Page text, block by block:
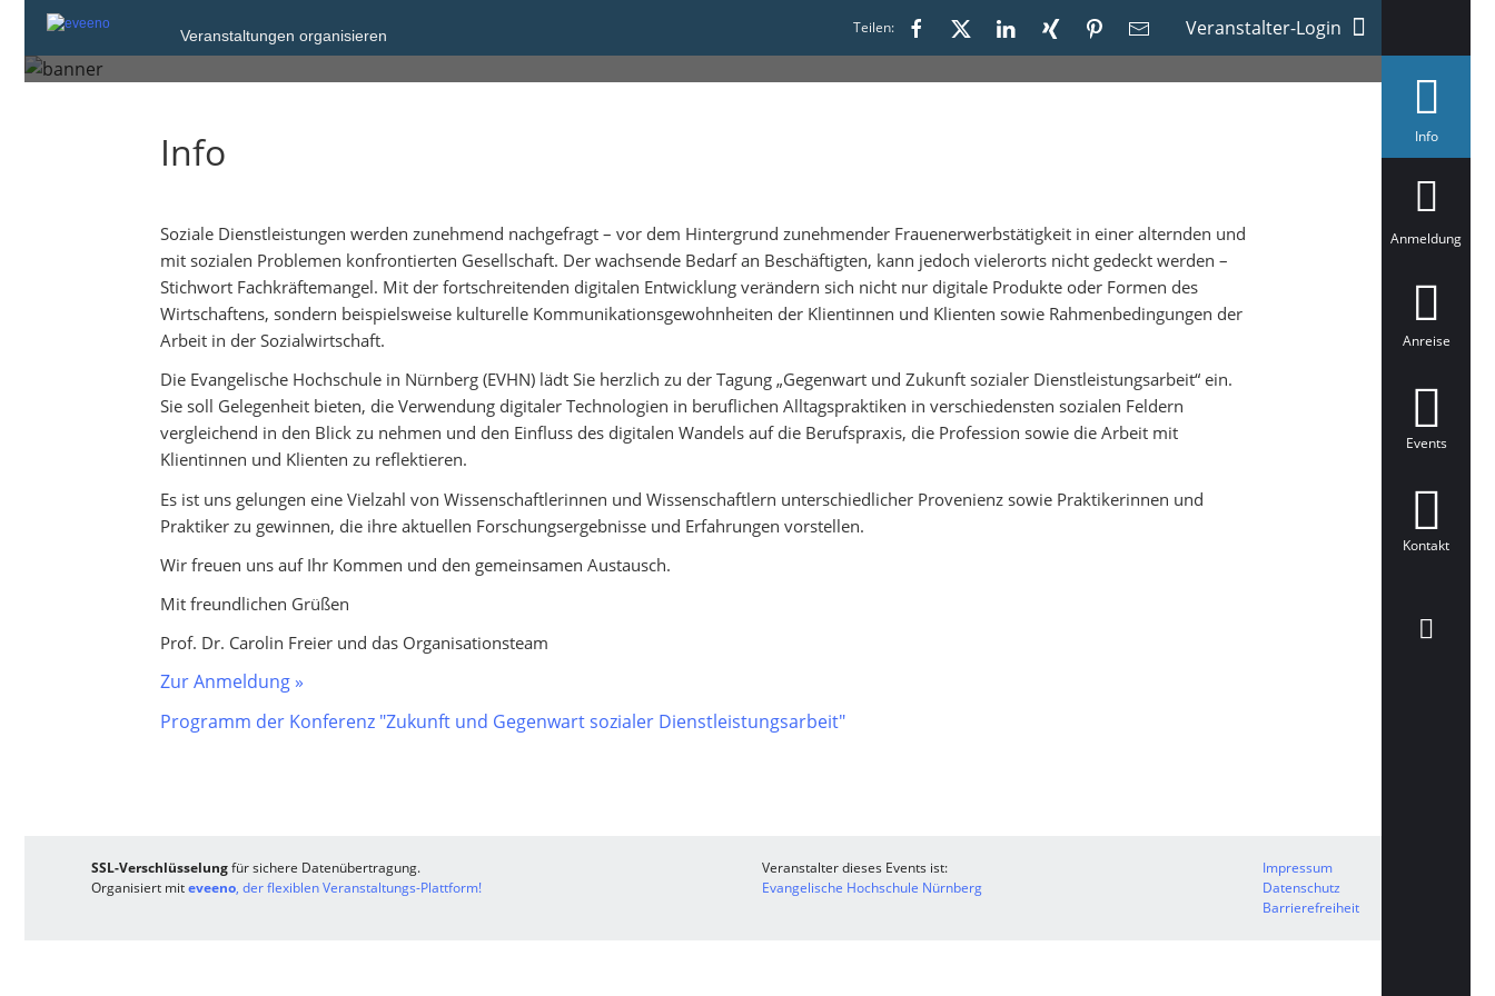
Veranstaltungen organisieren Teilen: Veranstalter-Login
Nürnberg
Infoa
ä
t
Anmeldung
Anreise
Events
Kontakt
Info
Soziale Dienstleistungen werden zunehmend nachgefragt – vor dem Hintergrund zunehmender Frauenerwerbstätigkeit in einer alternden und
mit sozialen Problemen konfrontierten Gesellschaft. Der wachsende Bedarf an Beschäftigten, kann jedoch vielerorts nicht gedeckt werden –
Stichwort Fachkräftemangel. Mit der fortschreitenden digitalen Entwicklung verändern sich nicht nur digitale Produkte oder Formen des
Wirtschaftens, sondern beispielsweise kulturelle Kommunikationsgewohnheiten der Klientinnen und Klienten sowie Rahmenbedingungen der
Arbeit in der Sozialwirtschaft.
Die Evangelische Hochschule in Nürnberg (EVHN) lädt Sie herzlich zu der Tagung „Gegenwart und Zukunft sozialer Dienstleistungsarbeit“ ein.
Sie soll Gelegenheit bieten, die Verwendung digitaler Technologien in beruflichen Alltagspraktiken in verschiedensten sozialen Feldern
vergleichend in den Blick zu nehmen und den Einfluss des digitalen Wandels auf die Berufspraxis, die Profession sowie die Arbeit mit
Klientinnen und Klienten zu reflektieren.
Es ist uns gelungen eine Vielzahl von Wissenschaftlerinnen und Wissenschaftlern unterschiedlicher Provenienz sowie Praktikerinnen und
Praktiker zu gewinnen, die ihre aktuellen Forschungsergebnisse und Erfahrungen vorstellen.
Wir freuen uns auf Ihr Kommen und den gemeinsamen Austausch.
Mit freundlichen Grüßen
Prof. Dr. Carolin Freier und das Organisationsteam
Zur Anmeldung »
Programm der Konferenz "Zukunft und Gegenwart sozialer Dienstleistungsarbeit"
SSL-Verschlüsselungfür sichere Datenübertragung.
Organisiert miteveeno, der flexiblen Veranstaltungs-Plattform!
Veranstalter dieses Events ist:
Evangelische Hochschule Nürnberg
Impressum
Datenschutz
Barrierefreiheit